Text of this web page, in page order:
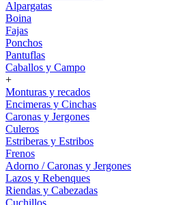
Alpargatas
Boina
Fajas
Ponchos
Pantuflas
Caballos y Campo
+
Monturas y recados
Encimeras y Cinchas
Caronas y Jergones
Culeros
Estriberas y Estribos
Frenos
Adorno / Caronas y Jergones
Lazos y Rebenques
Riendas y Cabezadas
Cuchillos